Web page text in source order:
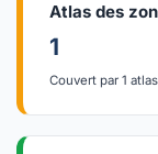
Atlas des
1
Couvert par 1